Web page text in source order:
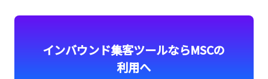
インバウンド集客ツールならMSCの
利用へ